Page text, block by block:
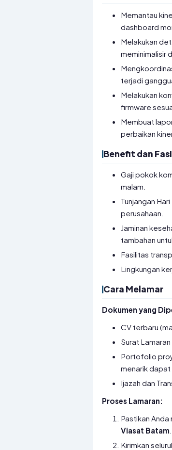
Memantau
dashboard
Melakukan
meminimalisir
terjadi
Melakukan
firmware
Membuat
perbaikan
Benefit dan
Gaji pokok
malam.
Tunjangan
perusahaan.
Jaminan
tambahan
Fasilitas
Lingkungan
Cara Melamar
Dokumen yang
CV terbaru
Surat
Portofolio
menarik
Ijazah dan
Proses Lamaran:
Pastikan
Viasat Batam
Kirimkan